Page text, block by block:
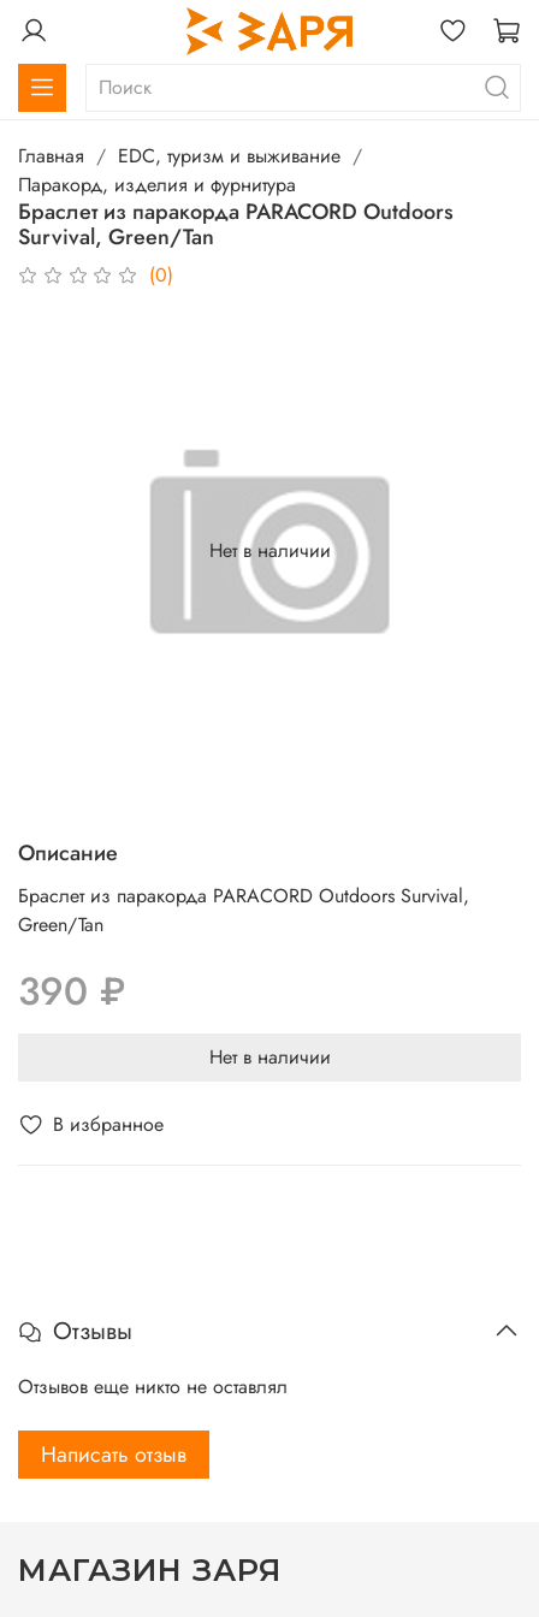
Главная
EDC, туризм и выживание
Паракорд, изделия и фурнитура
Браслет из паракорда PARACORD Outdoors
Survival, Green/Tan
(0)
В избранное
Нет в наличии
Описание
Браслет из паракорда PARACORD Outdoors Survival,
Green/Tan
390 ₽
Нет в наличии
Отзывы
Отзывов еще никто не оставлял
Написать отзыв
МАГАЗИН ЗАРЯ